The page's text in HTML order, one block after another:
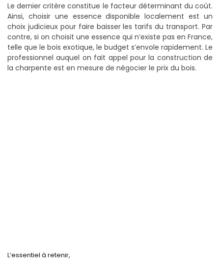
Le dernier critère constitue le facteur déterminant du coût.
Ainsi, choisir une essence disponible localement est un
choix judicieux pour faire baisser les tarifs du transport. Par
contre, si on choisit une essence qui n’existe pas en France,
telle que le bois exotique, le budget s’envole rapidement. Le
professionnel auquel on fait appel pour la construction de
la charpente est en mesure de négocier le prix du bois.
L’essentiel à retenir,